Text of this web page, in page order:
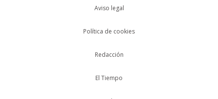
Aviso legal
Política de cookies
Redacción
El Tiempo